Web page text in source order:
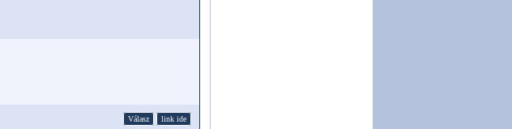
Válasz link ide